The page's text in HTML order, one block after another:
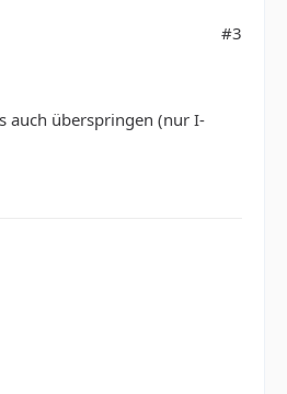
#3
auch überspringen (nur I-